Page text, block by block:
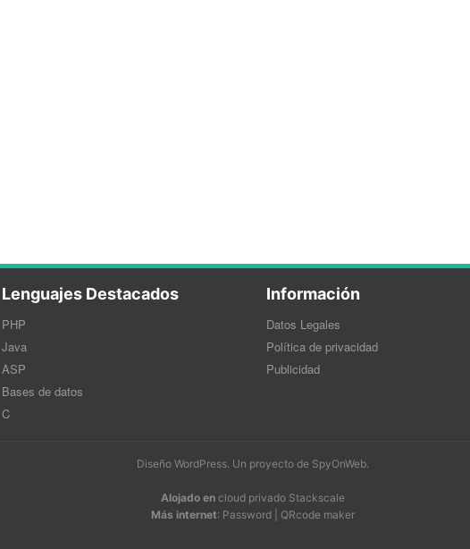
Lenguajes Destacados
PHP
Java
ASP
Bases de datos
C
Información
Datos Legales
Política de privacidad
Publicidad
Diseño WordPress. Un proyecto de SpyOnWeb.
Alojado en cloud privado Stackscale
Más internet: Password QRcode maker